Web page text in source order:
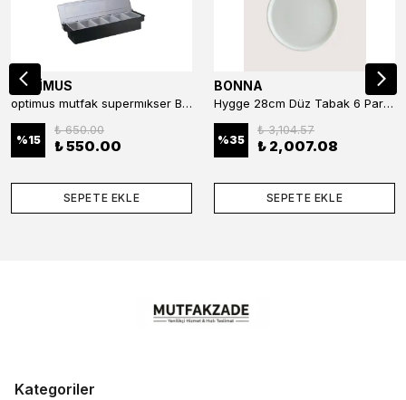
OPTİMUS
optimus mutfak supermıkser Bar Konteyner 6'lı 50×16×9 cm Kapaklı Polikarbon Organizer Bar & Kafe
%15
₺ 650.00
₺ 550.00
SEPETE EKLE
BONNA
Hygge 28cm Düz Tabak 6 Parça
%35
₺ 3,104.57
₺ 2,007.08
SEPETE EKLE
Kategoriler